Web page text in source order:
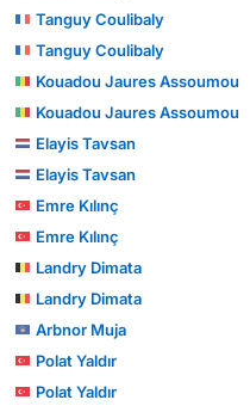
Tanguy Coulibaly
Tanguy Coulibaly
Kouadou Jaures Assoumou
Kouadou Jaures Assoumou
Elayis Tavsan
Elayis Tavsan
Emre Kılınç
Emre Kılınç
Landry Dimata
Landry Dimata
Arbnor Muja
Polat Yaldır
Polat Yaldır